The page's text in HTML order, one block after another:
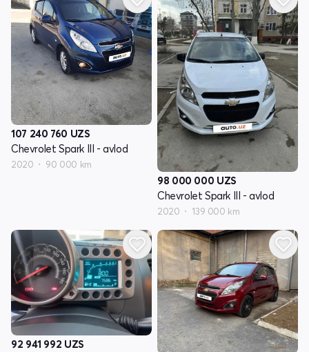
107 240 760 UZS
Chevrolet Spark III - avlod
2020 90 000 km
98 000 000 UZS
Chevrolet Spark III - avlod
2020 139 000 km
92 941 992 UZS